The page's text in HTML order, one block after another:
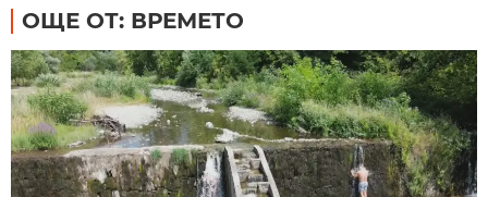
ОЩЕ ОТ: ВРЕМЕТО